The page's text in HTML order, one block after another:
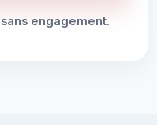
sans engagement.